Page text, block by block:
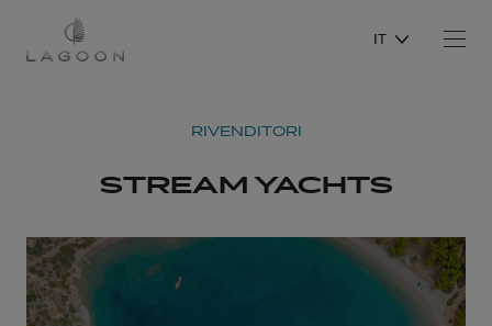
IT
RIVENDITORI
STREAM YACHTS